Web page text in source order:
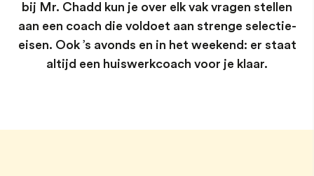
bij Mr. Chadd kun je over elk vak vragen stellen
aan een coach die voldoet aan strenge selectie-
eisen. Ook ’s avonds en in het weekend: er staat
altijd een huiswerkcoach voor je klaar.